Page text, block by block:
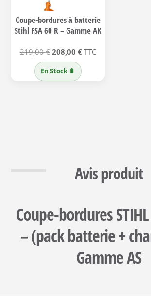
Coupe-bordures à batterie
Stihl FSA 60 R – Gamme AK
219,00€ Le
prix
initial
208,00 €Le
actuel
TTC
En Stock 🔋
Avis produit
Coupe-bordures
– (pack batterie +
Gamme AS